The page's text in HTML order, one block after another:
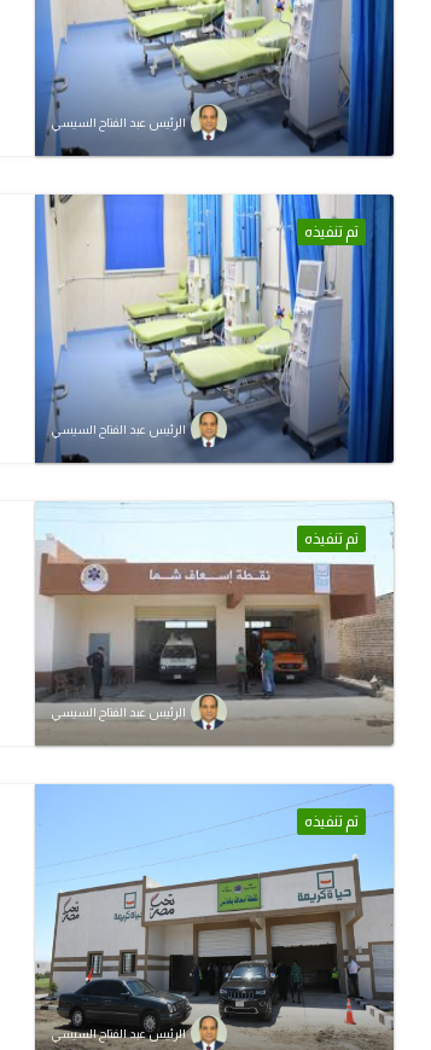
الرئيس عبد الفتاح السيسي
تم تنفيذه
الرئيس عبد الفتاح السيسي
تم تنفيذه
الرئيس عبد الفتاح السيسي
تم تنفيذه
الرئيس عبد الفتاح السيسي